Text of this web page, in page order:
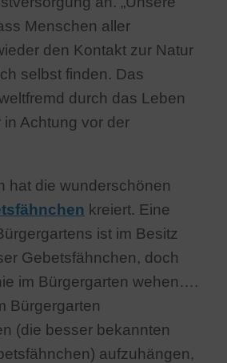
Menschen aller
den Kontakt zur Natur
selbst finden. Das
durch das Leben
Achtung vor der
hat die wunderschönen
kreiert. Eine
ist im Besitz
Gebetsfähnchen, doch
im Bürgergarten wehen….
Bürgergarten
(die besser bekannten
aufzuhängen,